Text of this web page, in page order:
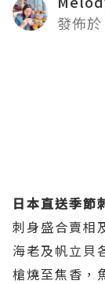
發佈
日本直送季
刺身盛合賣相
海老及帆立貝
槍燒至焦香，